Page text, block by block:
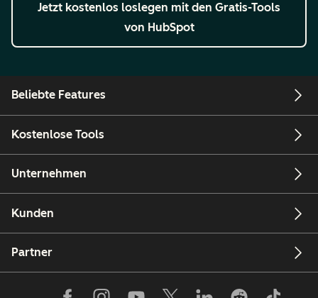
Jetzt kostenlos loslegen mit den Gratis-Tools
von HubSpot
Beliebte Features
Kostenlose Tools
Unternehmen
Kunden
Partner